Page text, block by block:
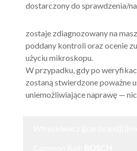
dostarczony do sprawdzenia/
zostaje zdiagnozowany na
poddany kontroli oraz ocenie
użyciu mikroskopu.
W przypadku, gdy po
zostaną stwierdzone poważne
uniemożliwiające naprawę — nic